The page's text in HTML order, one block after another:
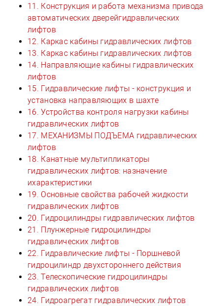
11. Конструкция и работа механизма привода
автоматических дверейгидравлических
лифтов
12. Каркас кабины гидравлических лифтов
13. Каркас кабины гидравлических лифтов
14. Направляющие кабины гидравлических
лифтов
15. Гидравлические лифты - конструкция и
установка направляющих в шахте
16. Устройства контроля нагрузки кабины
гидравлических лифтов
17. МЕХАНИЗМЫ ПОДЪЕМА гидравлических
лифтов
18. Канатные мультипликаторы
гидравлических лифтов: назначение
ихарактеристики
19. Основные свойства рабочей жидкости
гидравлических лифтов
20. Гидроцилиндры гидравлических лифтов
21. Плунжерные гидроцилиндры
гидравлических лифтов
22. Гидравлические лифты - Поршневой
гидроцилиндр двухстороннего действия
23. Телескопические гидроцилиндры
гидравлических лифтов
24. Гидроагрегат гидравлических лифтов